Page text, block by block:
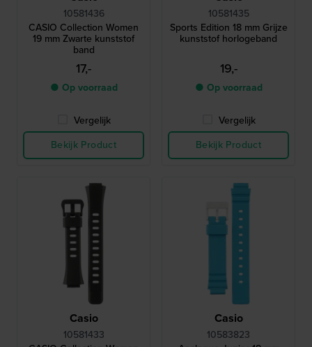
10581436
CASIO Collection Women
19 mm Zwarte kunststof
band
17,-
● Op voorraad
Vergelijk
Bekijk Product
10581435
Sports Edition 18 mm Grijze
kunststof horlogeband
19,-
● Op voorraad
Vergelijk
Bekijk Product
Casio
10581433
Casio
10583823